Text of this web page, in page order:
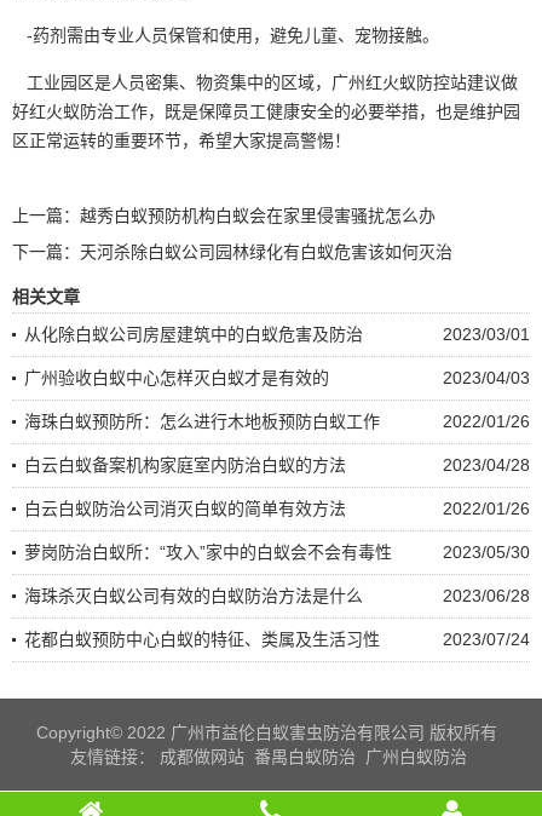
-药剂需由专业人员保管和使用，避免儿童、宠物接触。
工业园区是人员密集、 物资集中的区域，广州红火蚁防控站建议做
好红火蚁防治工作，既是保障员工健康安全的必要举措，也是维护园
区正常运转的重要环节，希望大家提高警惕！
上一篇： 越秀白蚁预防机构白蚁会在家里侵害骚扰怎么办
下一篇： 天河杀除白蚁公司园林绿化有白蚁危害该如何灭治
相关文章
2023/03/01
从化除白蚁公司房屋建筑中的白蚁危害及防治
2023/04/03
广州验收白蚁中心怎样灭白蚁才是有效的
2022/01/26
海珠白蚁预防所：怎么进行木地板预防白蚁工作
2023/04/28
白云白蚁备案机构家庭室内防治白蚁的方法
2022/01/26
白云白蚁防治公司消灭白蚁的简单有效方法
2023/05/30
萝岗防治白蚁所：“攻入”家中的白蚁会不会有毒性
2023/06/28
海珠杀灭白蚁公司有效的白蚁防治方法是什么
2023/07/24
花都白蚁预防中心白蚁的特征、类属及生活习性
Copyright© 2022 广州市益伦白蚁害虫防治有限公司 版权所有
友情链接：
成都做网站 番禺白蚁防治 广州白蚁防治